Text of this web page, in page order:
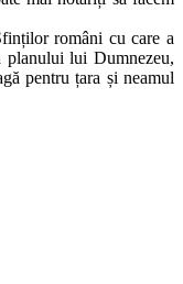
români cu care a
planului lui Dumnezeu,
pentru țara și neamul